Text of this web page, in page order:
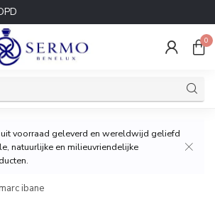
0
uit voorraad geleverd en wereldwijd geliefd
natuurlijke en milieuvriendelijke
ibane